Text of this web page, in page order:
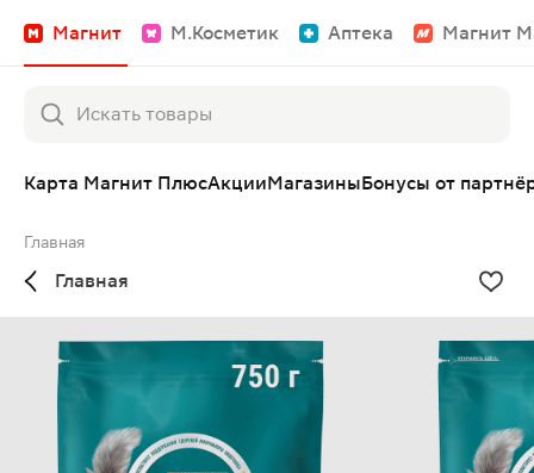
Магнит М.Косметик Аптека Магнит
Карта Магнит ПлюсАкцииМагазиныБонусы от
Главная
Главная